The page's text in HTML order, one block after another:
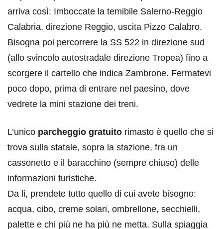
arriva così: Imboccate la temibile Salerno-Reggio
Calabria, direzione Reggio, uscita Pizzo Calabro.
Bisogna poi percorrere la SS 522 in direzione sud
(allo svincolo autostradale direzione Tropea) fino a
scorgere il cartello che indica Zambrone. Fermatevi
poco dopo, prima di entrare nel paesino, dove
vedrete la mini stazione dei treni.
L’unico parcheggio gratuito rimasto è quello che si
trova sulla statale, sopra la stazione, fra un
cassonetto e il baracchino (sempre chiuso) delle
informazioni turistiche.
Da li, prendete tutto quello di cui avete bisogno:
acqua, cibo, creme solari, ombrellone, secchielli,
palette e chi più ne ha più ne metta. Sulla spiaggia